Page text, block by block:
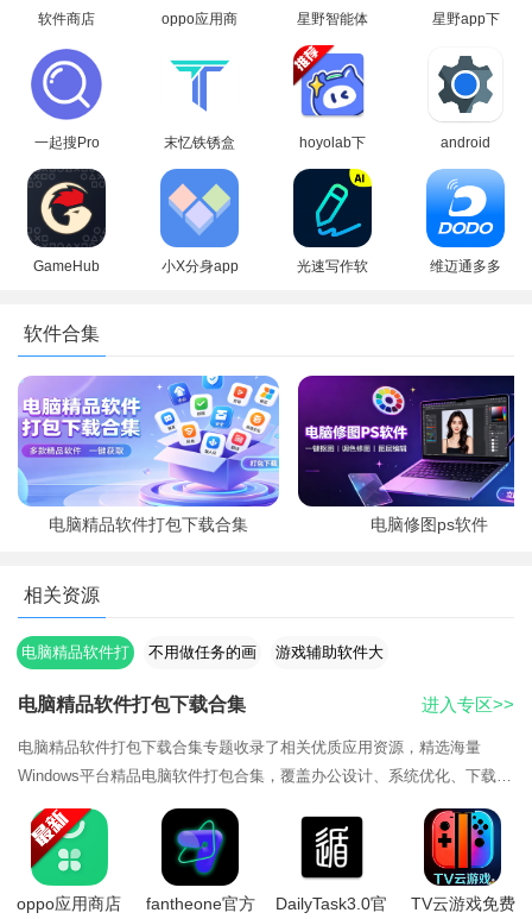
2、这个时候软件会弹窗提醒是否解锁90帧，点击确认；
软件商店
载最新版安
oppo应用商
件商店)最新
星野智能体
app安卓手
机版
星野app下
费最新版
一起搜Pro
软件安卓手
机版
末忆铁锈盒
子官方版特
色app
hoyolab下
载最新版
2026安卓版
android
system
webview官
方下载最新
版本
GameHub
游戏)
小X分身app
光速写作软
维迈通多多
软件合集
电脑精品软件打包下载合集 电脑修图ps软件
相关资源
电脑精品软件打
不用做任务的画
游戏辅助软件大
电脑精品软件打包下载合集
电脑精品软件打包下载合集专题收录了相关优质应用资源，精选海量
Windows平台精品电脑软件打包合集，覆盖办公设计、系统优化、下载解
压等分类，全部去除捆绑广告，提供网盘打包直链下载，附带详细安装步
骤与常见问题修
进入专区>>
oppo应用商店
fantheone官方
DailyTask3.0官
TV云游戏免费